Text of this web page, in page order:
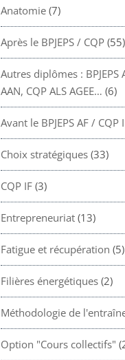
Anatomie(7)
Après le BPJEPS / CQP(55)
Autres diplômes : BPJEPS
AAN, CQP ALS AGEE… (6)
Avant le BPJEPS AF / CQP
Choix stratégiques(33)
CQP IF(3)
Entrepreneuriat(13)
Fatigue et récupération (5)
Filières énergétiques(2)
Méthodologie de
Option "Cours collectifs"